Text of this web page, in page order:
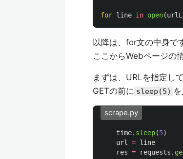
for line in open(
以降は、for文の中身で
ここからWebページの
まずは、URLを指定し
GETの前に sleep(5)
scrape.py
time. sleep(5)
url
= line
res = requests .